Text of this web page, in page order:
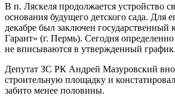
В п. Ляскеля продолжается устройство
основания будущего детского сада. Для
декабре был заключен
Гарант» (г. Пермь). Сегодня
не вписываются в утвержденный график.
Депутат ЗС РК Андрей Мазуровский
строительную площадку и
забито менее половины.